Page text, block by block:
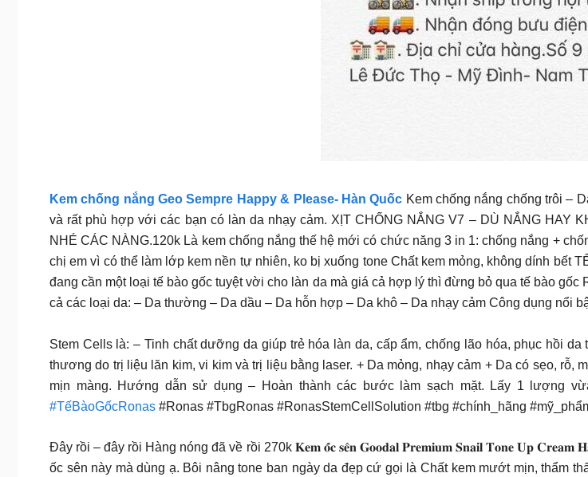
Kem chống nắng Geo Sempre Happy & Please- Hàn Quốc Kem chống nắng chống trôi –
và rất phù hợp với các bạn có làn da nhạy cảm. XỊT CHỐNG NẮNG V7 – DÙ NẮNG HAY
NHÉ CÁC NÀNG.120k Là kem chống nắng thế hệ mới có chức năng 3 in 1: chống nắng +
chị em vì có thể làm lớp kem nền tự nhiên, ko bị xuống tone Chất kem mỏng, không dính bết
đang cần một loại tế bào gốc tuyệt vời cho làn da mà giá cả hợp lý thì đừng bỏ qua tế bào
cả các loại da: – Da thường – Da dầu – Da hỗn hợp – Da khô – Da nhạy cảm Công dụng nổi
Stem Cells là: – Tinh chất dưỡng da giúp trẻ hóa làn da, cấp ẩm, chống lão hóa, phục hồi
thương do trị liệu lăn kim, vi kim và trị liệu bằng laser. + Da mỏng, nhạy cảm + Da có sẹo, rỗ,
mịn màng. Hướng dẫn sử dụng – Hoàn thành các bước làm sạch mặt. Lấy 1 lượng
#TếBàoGốcRonas #Ronas #TbgRonas #RonasStemCellSolution #tbg #chính_hãng
Đây rồi – đây rồi Hàng nóng đã về rồi 270k 𝐊𝐞𝐦 𝐨̂́𝐜 𝐬𝐞̂𝐧 𝐆𝐨𝐨𝐝𝐚𝐥 𝐏𝐫𝐞𝐦𝐢𝐮𝐦 𝐒𝐧𝐚𝐢𝐥 𝐓𝐨𝐧𝐞 𝐔𝐩
ốc sên này mà dùng ạ. Bôi nâng tone ban ngày da đẹp cứ gọi là Chất kem mướt mịn, thẩm